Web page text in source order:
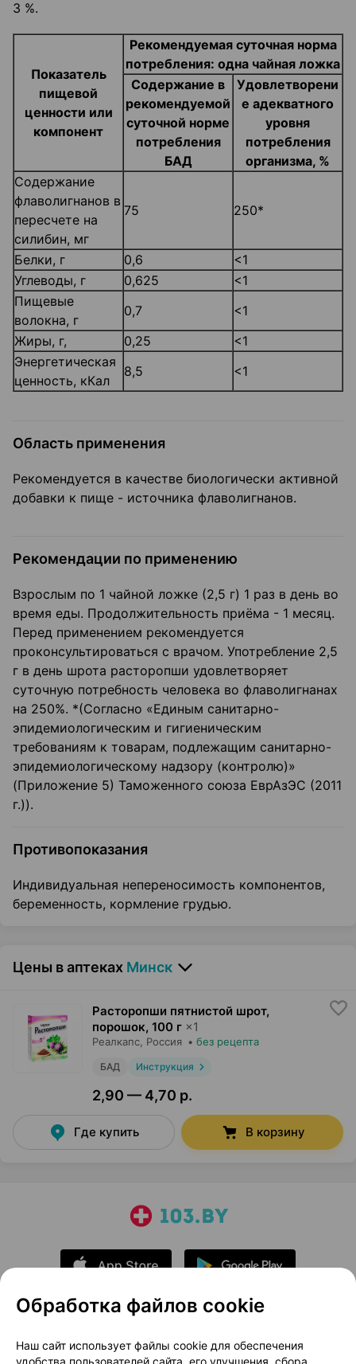
3 %.
Показатель
пищевой
ценности или
компонент
Рекомендуемая суточная норма
потребления: одна чайная ложка
Содержание в
рекомендуемой
суточной норме
потребления
БАД
Удовлетворени
е адекватного
уровня
потребления
организма, %
Содержание
флаволигнанов в
пересчете на
силибин, мг
75 250*
Белки, г 0,6
<1
Углеводы, г
0,625
<1
Пищевые
волокна, г
0,7
<1
Жиры, г,
0,25
<1
Энергетическая
ценность, кКал
8,5 <1
Область применения
Рекомендуется в качестве биологически активной
добавки к пище - источника флаволигнанов.
Рекомендации по применению
Взрослым по 1 чайной ложке (2,5 г) 1 раз в день во
время еды. Продолжительность приёма - 1 месяц.
Перед применением рекомендуется
проконсультироваться с врачом. Употребление 2,5
г в день шрота расторопши удовлетворяет
суточную потребность человека во флаволигнанах
на 250%. *(Согласно «Единым санитарно-
эпидемиологическим и гигиеническим
требованиям к товарам, подлежащим санитарно-
эпидемиологическому надзору (контролю)»
(Приложение 5) Таможенного союза ЕврАзЭС (2011
г.)).
Противопоказания
Индивидуальная непереносимость компонентов,
беременность, кормление грудью.
Цены в аптеках Минск
Расторопши пятнистой шрот,
порошок, 100 г ×1
Реалкапс, Россия • без рецепта
БАД Инструкция
2,90 — 4,70 р.
Где купить В корзину
О проекте
Новости проекта
Обработка файлов cookie
Наш сайт использует файлы cookie для обеспечения
удобства пользователей сайта, его улучшения, сбора